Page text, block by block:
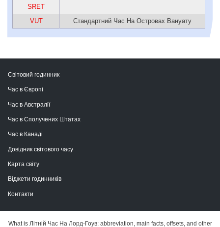
SRET
VUT
Стандартний Час На Островах Вануату
Світовий годинник
Час в Європі
Час в Австралії
Час в Сполучених Штатах
Час в Канаді
Довідник світового часу
Карта світу
Віджети годинників
Контакти
What is Літній Час На Лорд-Гоув: abbreviation, main facts, offsets, and other